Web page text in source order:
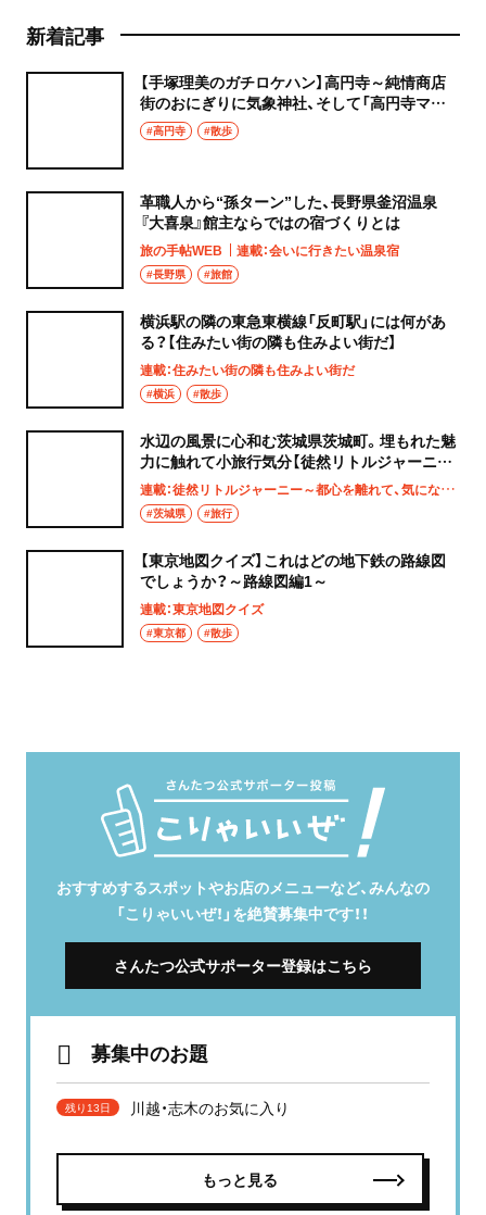
新着記事
【手塚理美のガチロケハン】高円寺～純情商店
街のおにぎりに気象神社、そして「高円寺マシ
タ」へ！
#高円寺 #散歩
革職人から“孫ターン”した、長野県釜沼温泉
『大喜泉』館主ならではの宿づくりとは
旅の手帖WEB 連載：会いに行きたい温泉宿
#長野県 #旅館
横浜駅の隣の東急東横線「反町駅」には何があ
る？【住みたい街の隣も住みよい街だ】
連載：住みたい街の隣も住みよい街だ
#横浜 #散歩
水辺の風景に心和む茨城県茨城町。埋もれた魅
力に触れて小旅行気分【徒然リトルジャーニ
ー】
連載：徒然リトルジャーニー～都心を離れて、気になる土地へ
#茨城県 #旅行
【東京地図クイズ】これはどの地下鉄の路線図
でしょうか？～路線図編1～
連載：東京地図クイズ
#東京都 #散歩
おすすめするスポットやお店のメニューなど、みんなの
「こりゃいいぜ！」を絶賛募集中です！！
さんたつ公式サポーター登録はこちら
募集中のお題
残り13日 川越・志木のお気に入り
もっと見る